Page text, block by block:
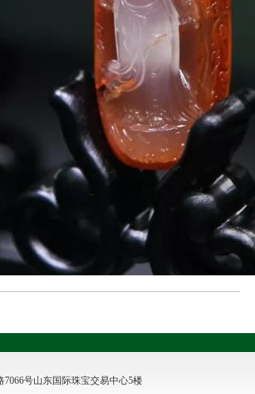
7066号山东国际珠宝交易中心5楼